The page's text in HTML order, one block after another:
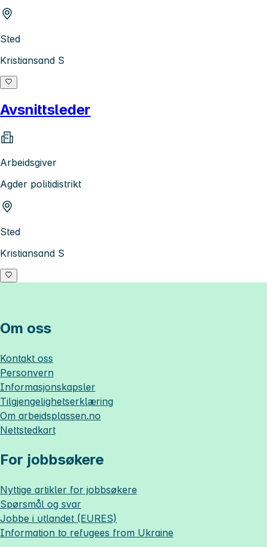
Sted
Kristiansand S
Avsnittsleder
Arbeidsgiver
Agder politidistrikt
Sted
Kristiansand S
Om oss
Kontakt oss
Personvern
Informasjonskapsler
Tilgjengelighetserklæring
Om arbeidsplassen.no
Nettstedkart
For jobbsøkere
Nyttige artikler for jobbsøkere
Spørsmål og svar
Jobbe i utlandet (EURES)
Information to refugees from Ukraine